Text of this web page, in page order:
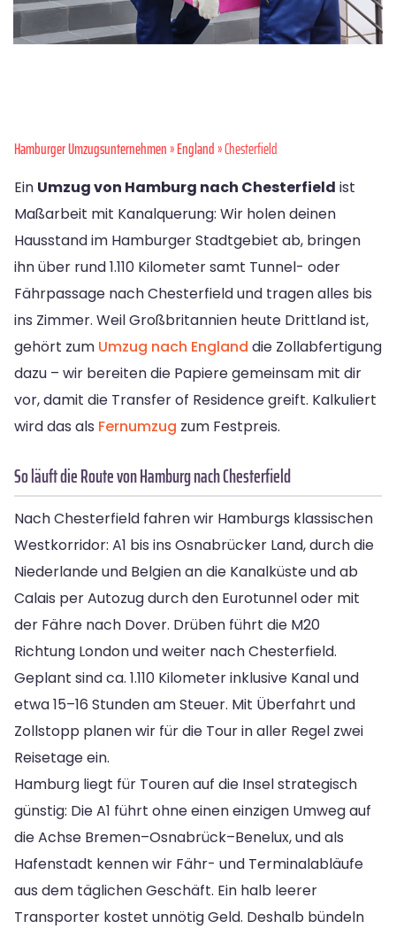
Hamburger Umzugsunternehmen»England» Chesterfield
Ein Umzug von Hamburg nach Chesterfield ist
Maßarbeit mit Kanalquerung: Wir holen deinen
Hausstand im Hamburger Stadtgebiet ab, bringen
ihn über rund 1.110 Kilometer samt Tunnel- oder
Fährpassage nach Chesterfield und tragen alles bis
ins Zimmer. Weil Großbritannien heute Drittland ist,
gehört zum Umzug nach England die Zollabfertigung
dazu – wir bereiten die Papiere gemeinsam mit dir
vor, damit die Transfer of Residence greift. Kalkuliert
wird das als Fernumzug zum Festpreis.
So läuft die Route von Hamburg nach Chesterfield
Nach Chesterfield fahren wir Hamburgs klassischen
Westkorridor: A1 bis ins Osnabrücker Land, durch die
Niederlande und Belgien an die Kanalküste und ab
Calais per Autozug durch den Eurotunnel oder mit
der Fähre nach Dover. Drüben führt die M20
Richtung London und weiter nach Chesterfield.
Geplant sind ca. 1.110 Kilometer inklusive Kanal und
etwa 15–16 Stunden am Steuer. Mit Überfahrt und
Zollstopp planen wir für die Tour in aller Regel zwei
Reisetage ein.
Hamburg liegt für Touren auf die Insel strategisch
günstig: Die A1 führt ohne einen einzigen Umweg auf
die Achse Bremen–Osnabrück–Benelux, und als
Hafenstadt kennen wir Fähr- und Terminalabläufe
aus dem täglichen Geschäft. Ein halb leerer
Transporter kostet unnötig Geld. Deshalb bündeln